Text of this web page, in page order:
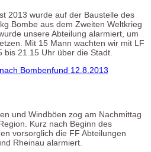
2013 wurde auf der Baustelle des
Bombe aus dem Zweiten Weltkrieg
unsere Abteilung alarmiert, um
Mit 15 Mann wachten wir mit LF
21.15 Uhr über die Stadt.
Bombenfund 12.8.2013
und Windböen zog am Nachmittag
Kurz nach Beginn des
vorsorglich die FF Abteilungen
Rheinau alarmiert.